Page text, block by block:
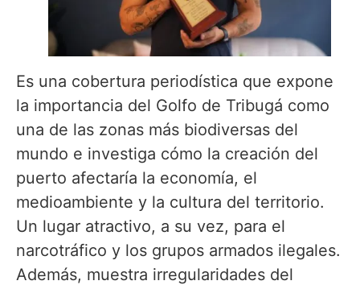
Es una cobertura periodística que expone
la importancia del Golfo de Tribugá como
una de las zonas más biodiversas del
mundo e investiga cómo la creación del
puerto afectaría la economía, el
medioambiente y la cultura del territorio.
Un lugar atractivo, a su vez, para el
narcotráfico y los grupos armados ilegales.
Además, muestra irregularidades del